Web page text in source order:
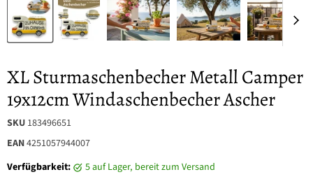
XL Sturmaschenbecher Metall Camper
19x12cm Windaschenbecher Ascher
SKU 183496651
EAN4251057944007
Verfügbarkeit:
5 auf Lager, bereit zum Versand